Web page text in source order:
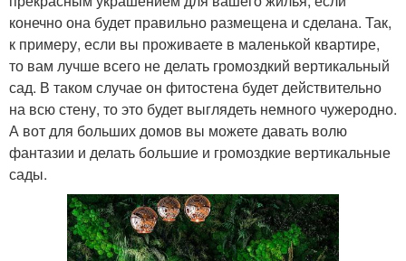
конечно она будет правильно размещена и сделана. Так,
к примеру, если вы проживаете в маленькой квартире,
то вам лучше всего не делать громоздкий вертикальный
сад. В таком случае он фитостена будет действительно
на всю стену, то это будет выглядеть немного чужеродно.
А вот для больших домов вы можете давать волю
фантазии и делать большие и громоздкие вертикальные
сады.